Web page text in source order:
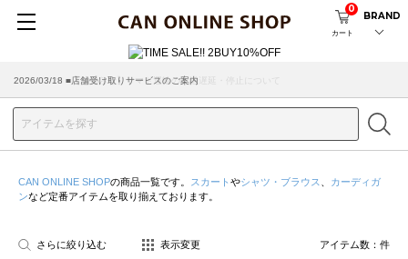
カート
0
BRAND
2026/07/29 ■【お知らせ】ヤマト運輸の配送遅延・停止について
2026/03/18 ■店舗受け取りサービスのご案内
CAN ONLINE SHOPの商品一覧です。 スカート やシャツ・ブラウス
カーディガ
ンなど定番アイテムを取り揃えております。
さらに絞り込む 表示変更 アイテム数： 件